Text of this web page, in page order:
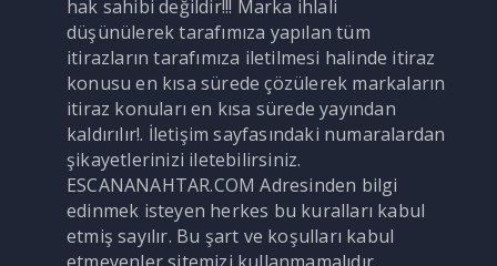
hak sahibi değildir!!! Marka ihlali
düşünülerek tarafımıza yapılan tüm
itirazların tarafımıza iletilmesi halinde itiraz
konusu en kısa sürede çözülerek markaların
itiraz konuları en kısa sürede yayından
kaldırılır!. İletişim sayfasındaki numaralardan
şikayetlerinizi iletebilirsiniz.
ESCANANAHTAR.COM Adresinden bilgi
edinmek isteyen herkes bu kuralları kabul
etmiş sayılır. Bu şart ve koşulları kabul